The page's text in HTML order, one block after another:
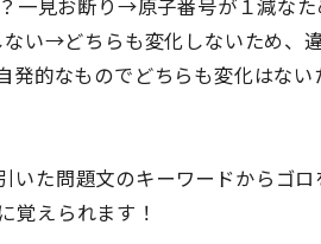
い→どちらも変化しないため、
的なものでどちらも変化はない
いた問題文のキーワードからゴ
覚えられます！